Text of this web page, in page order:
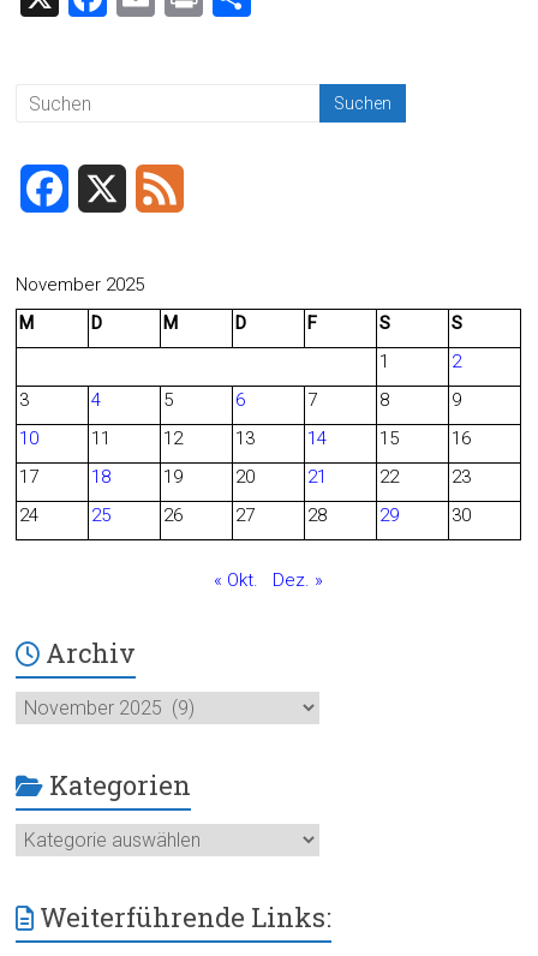
ok
c
b
o
November 2025
M
D M D F S
S
1
2
3
4 5 6 7 8
9
10
11 12 13 14 15
16
17
18 19 20 21 22
23
24
25 26 27 28 29 30
« Okt. Dez. »
Archiv
Archiv
Kategorien
Kategorien
Weiterführende Links: